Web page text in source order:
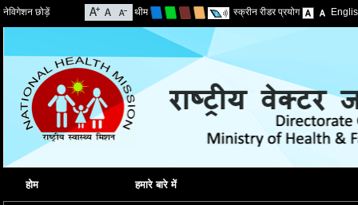
नेविगेशन छोड़ें थीम स्क्रीन रीडर प्रयोग
होम हमारे बारे में